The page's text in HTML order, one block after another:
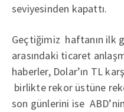
seviyesinden kapattı.
Geçtiğimiz haftanın ilk
arasındaki ticaret
haberler, Dolar’ın TL
birlikte rekor üstüne
son günlerini ise